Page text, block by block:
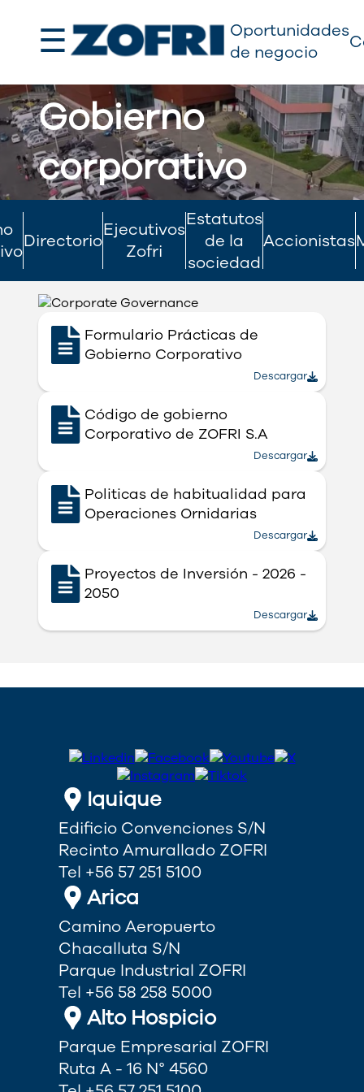
☰
Oportunidades
de negocio
Gobierno
corporativo
DirectorioEjecutivos
Zofri
Estatutos
de la
sociedad
Accionistas
Gobierno corporativo
Formulario Prácticas de
Gobierno Corporativo
Descargar
Código de gobierno
Corporativo de ZOFRI S.A
Descargar
Politicas de habitualidad para
Operaciones Ornidarias
Descargar
Proyectos de Inversión - 2026 -
2050
Descargar
Iquique
Edificio Convenciones S/N
Recinto Amurallado ZOFRI
Tel +56 57 251 5100
Arica
Camino Aeropuerto
Chacalluta S/N
Parque Industrial ZOFRI
Tel +56 58 258 5000
Alto Hospicio
Parque Empresarial ZOFRI
Ruta A - 16 N° 4560